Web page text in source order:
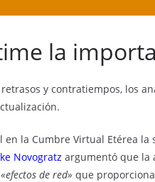
la
y contratiempos, los
la Cumbre Virtual Etérea la
Novogratz argumentó que la
«efectos de red» que